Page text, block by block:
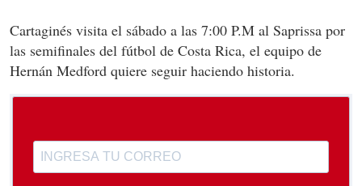
Cartaginés visita el sábado a las 7:00 P.M al Saprissa por
las semifinales del fútbol de Costa Rica, el equipo de
Hernán Medford quiere seguir haciendo historia.